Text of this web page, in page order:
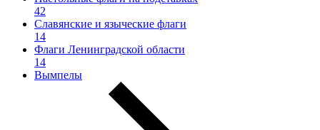
42
Славянские и языческие флаги
14
Флаги Ленинградской области
14
Вымпелы